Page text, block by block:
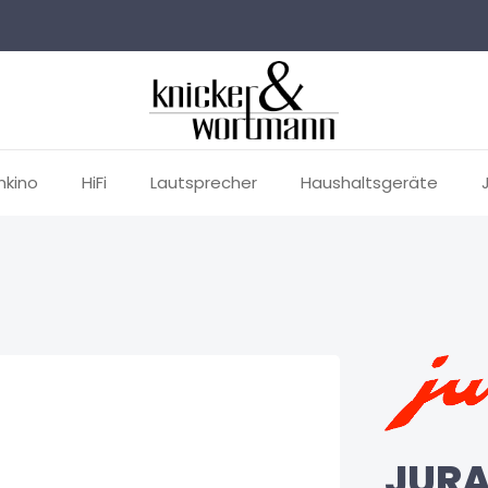
HiFi Lautsprecher Haushaltsgeräte